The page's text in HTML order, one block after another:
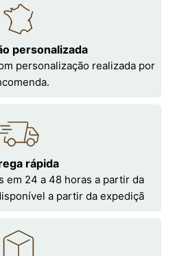
personalizada
personalização realizada por
rápida
em 24 a 48 horas a partir da
a partir da expediçã